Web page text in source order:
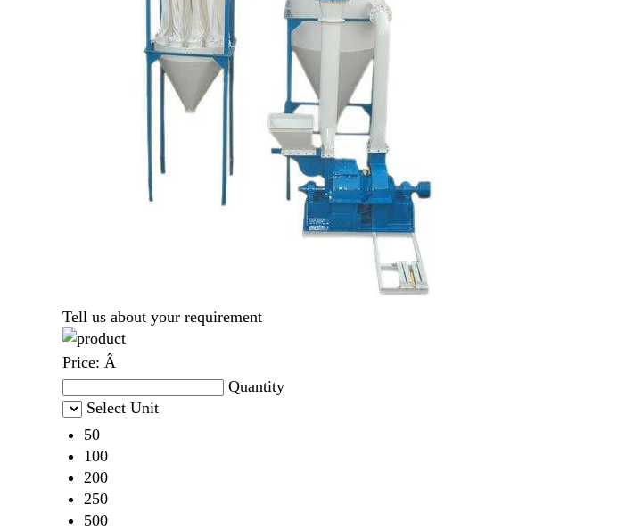
Tell us about your requirement
Price: Â
Quantity
Select Unit
50
100
200
250
500